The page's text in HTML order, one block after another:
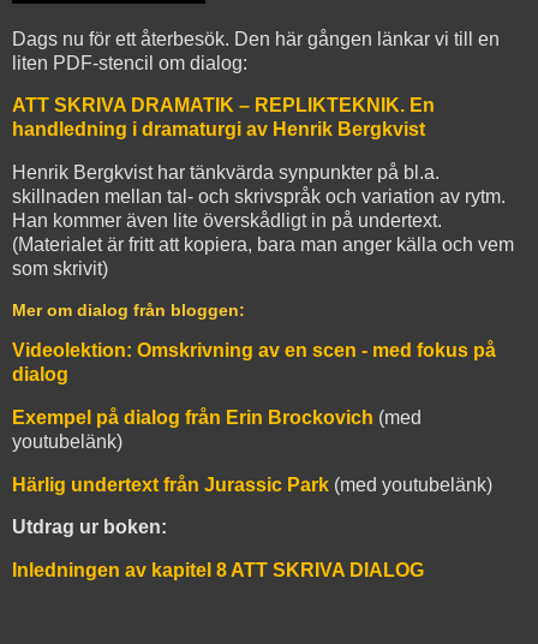
Dags nu för ett återbesök. Den här gången länkar vi till en
liten PDF-stencil om dialog:
ATT SKRIVA DRAMATIK – REPLIKTEKNIK. En
handledning i dramaturgi av Henrik Bergkvist
Henrik Bergkvist har tänkvärda synpunkter på bl.a.
skillnaden mellan tal- och skrivspråk och variation av rytm.
Han kommer även lite överskådligt in på undertext.
(Materialet är fritt att kopiera, bara man anger källa och vem
som skrivit)
Mer om dialog från bloggen:
Videolektion: Omskrivning av en scen - med fokus på
dialog
Exempel på dialog från Erin Brockovich (med
youtubelänk)
Härlig undertext från Jurassic Park (med youtubelänk)
Utdrag ur boken:
Inledningen av kapitel 8 ATT SKRIVA DIALOG